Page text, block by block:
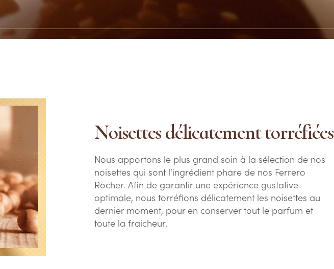
Noisettes délicatement torréfiées
Nous apportons le plus grand soin à la sélection de nos
noisettes qui sont l'ingrédient phare de nos Ferrero
Rocher. Afin de garantir une expérience gustative
optimale, nous torréfions délicatement les noisettes au
dernier moment, pour en conserver tout le parfum et
toute la fraicheur.